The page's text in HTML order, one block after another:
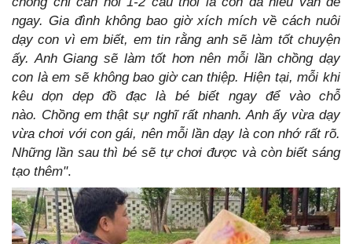
ngay. Gia đình không bao giờ xích mích về cách nuôi
dạy con vì em biết, em tin rằng anh sẽ làm tốt chuyện
ấy. Anh Giang sẽ làm tốt hơn nên mỗi lần chồng dạy
con là em sẽ không bao giờ can thiệp. Hiện tại, mỗi khi
kêu dọn dẹp đồ đạc là bé biết ngay để vào chỗ
nào. Chồng em thật sự nghĩ rất nhanh. Anh ấy vừa dạy
vừa chơi với con gái, nên mỗi lần dạy là con nhớ rất rõ.
Những lần sau thì bé sẽ tự chơi được và còn biết sáng
tạo thêm".